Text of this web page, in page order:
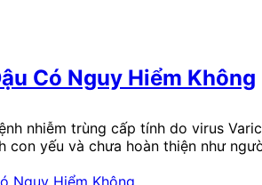
Có Nguy Hiểm Không
nhiễm trùng cấp tính do virus
con yếu và chưa hoàn thiện như